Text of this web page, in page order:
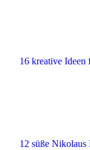
16 kreative
12 süße